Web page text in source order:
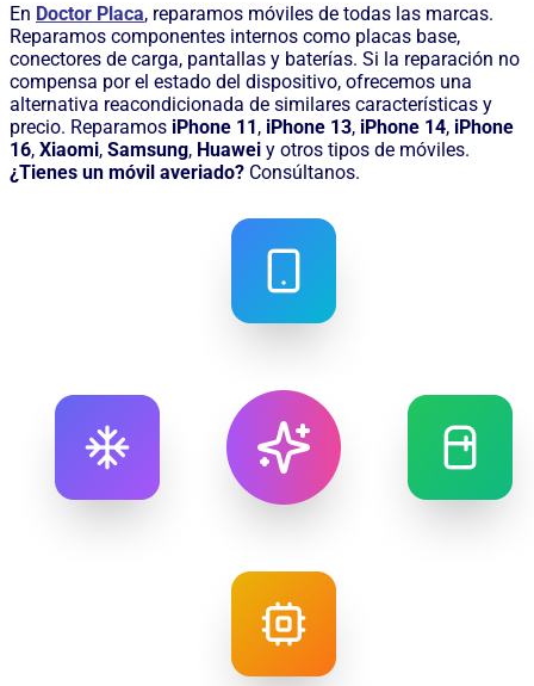
En Doctor Placa, reparamos móviles de todas las marcas.
Reparamos componentes internos como placas base,
conectores de carga, pantallas y baterías. Si la reparación no
compensa por el estado del dispositivo, ofrecemos una
alternativa reacondicionada de similares características y
precio. Reparamos iPhone 11, iPhone 13, iPhone 14, iPhone
16, Xiaomi, Samsung, Huawei y otros tipos de móviles.
¿Tienes un móvil averiado? Consúltanos.